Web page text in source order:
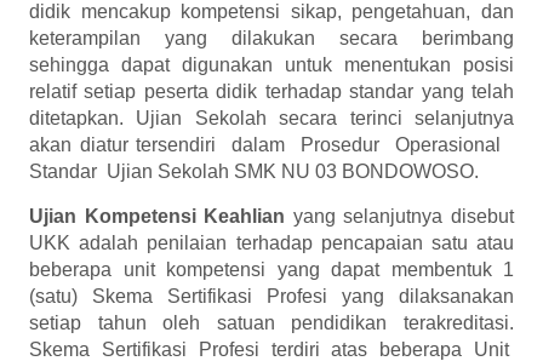
didik mencakup kompetensi sikap, pengetahuan, dan
keterampilan yang dilakukan secara berimbang
sehingga dapat digunakan untuk menentukan posisi
relatif setiap peserta didik terhadap standar yang telah
ditetapkan. Ujian Sekolah secara terinci selanjutnya
akan diatur tersendiri dalam Prosedur Operasional
Standar Ujian Sekolah SMK NU 03 BONDOWOSO.
Ujian Kompetensi Keahlian yang selanjutnya disebut
UKK adalah penilaian terhadap pencapaian satu atau
beberapa unit kompetensi yang dapat membentuk 1
(satu) Skema Sertifikasi Profesi yang dilaksanakan
setiap tahun oleh satuan pendidikan terakreditasi.
Skema Sertifikasi Profesi terdiri atas beberapa Unit